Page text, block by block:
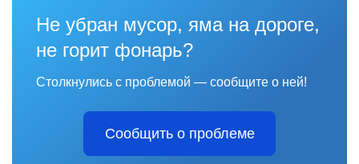
Не убран мусор, яма на дороге,
не горит фонарь?
Столкнулись с проблемой — сообщите о ней!
Сообщить о проблеме